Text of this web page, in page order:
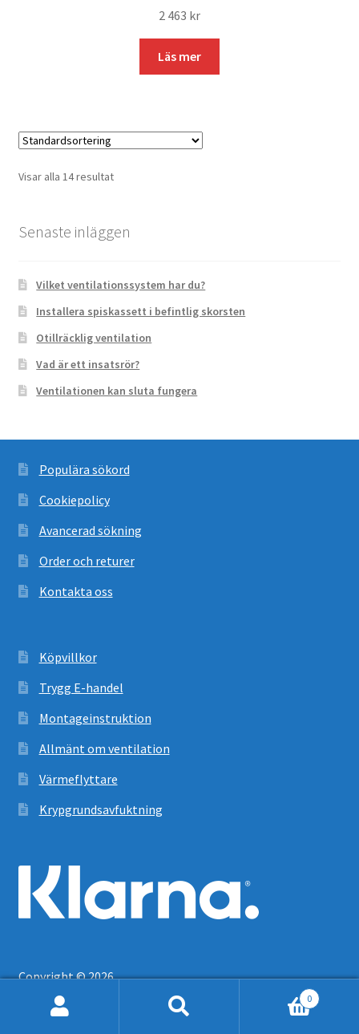
2 463 kr
Läs mer
Visar alla 14 resultat
Senaste inläggen
Vilket ventilationssystem har du?
Installera spiskassett i befintlig skorsten
Otillräcklig ventilation
Vad är ett insatsrör?
Ventilationen kan sluta fungera
Populära sökord
Cookiepolicy
Avancerad sökning
Order och returer
Kontakta oss
Köpvillkor
Trygg E-handel
Montageinstruktion
Allmänt om ventilation
Värmeflyttare
Krypgrundsavfuktning
Copyright © 2026
0